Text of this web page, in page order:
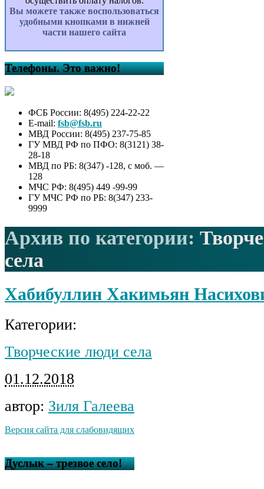
Вы можете также воспользоваться
удобными кнопками в нижней
части нашего сайта
Телефоны. Это важно!
ФСБ России: 8(495) 224-22-22
E-mail: fsb@fsb.ru
МВД России: 8(495) 237-75-85
ГУ МВД РФ по ПФО: 8(3121) 38-
28-18
МВД по РБ: 8(347) -128, с моб. —
128
МЧС РФ: 8(495) 449 -99-99
ГУ МЧС РФ по РБ: 8(347) 233-
9999
Архив по категории:
села
Хабибуллин Хакимьян
Категории:
Творческие люди села
01.12.2018
автор: Зиля Галеева
Версия сайта для слабовидящих
Дуслык – трезвое село!